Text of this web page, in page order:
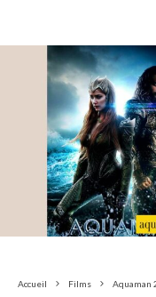
Accueil Films Aquaman